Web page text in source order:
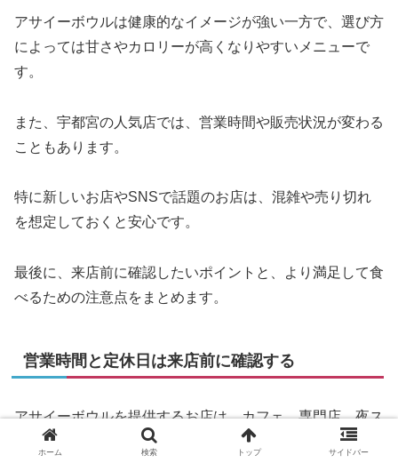
アサイーボウルは健康的なイメージが強い一方で、選び方
によっては甘さやカロリーが高くなりやすいメニューで
す。
また、宇都宮の人気店では、営業時間や販売状況が変わる
こともあります。
特に新しいお店やSNSで話題のお店は、混雑や売り切れ
を想定しておくと安心です。
最後に、来店前に確認したいポイントと、より満足して食
べるための注意点をまとめます。
営業時間と定休日は来店前に確認する
アサイーボウルを提供するお店は、カフェ、専門店、夜ス
イーツ店、レストランなど業態がさまざまです。
ホーム 検索 トップ サイドバー